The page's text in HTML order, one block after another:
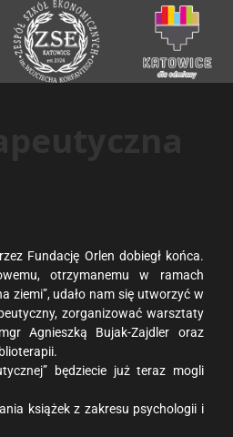
Fundację Orlen dobiegł końca.
otrzymanemu w ramach
ziemi”, udało nam się utworzyć w
zorganizować warsztaty
Agnieszką Bujak-Zajdler oraz
będziecie już teraz mogli
książek z zakresu psychologii i